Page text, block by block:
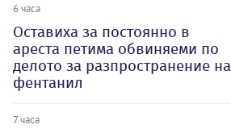
6 часа
Оставиха за постоянно в
ареста петима обвиняеми по
делото за разпространение на
фентанил
7 часа